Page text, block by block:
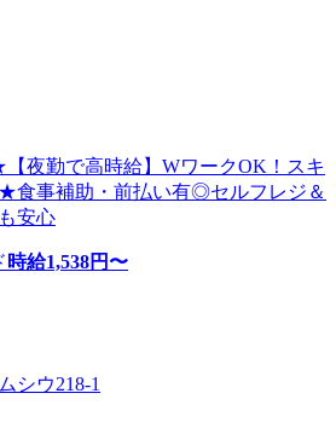
夜勤で高時給】WワークOK！スキ
食事補助・前払い有◎セルフレジ＆
安心
時給1,538円〜
シウ218-1